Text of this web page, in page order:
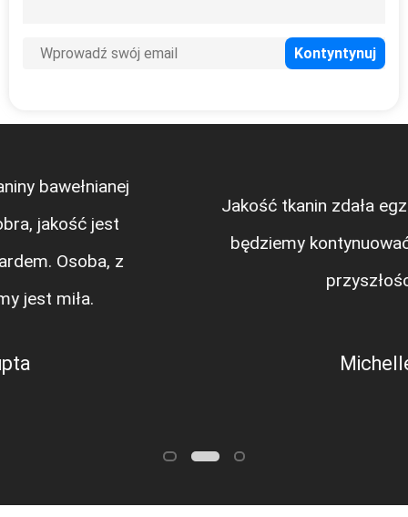
Jakość tkanin zdała egzamin i wierzę, że
będziemy kontynuować współpracę w